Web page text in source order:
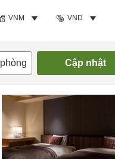
VNM VND
phòng Cập nhật
Tìm phòng trống